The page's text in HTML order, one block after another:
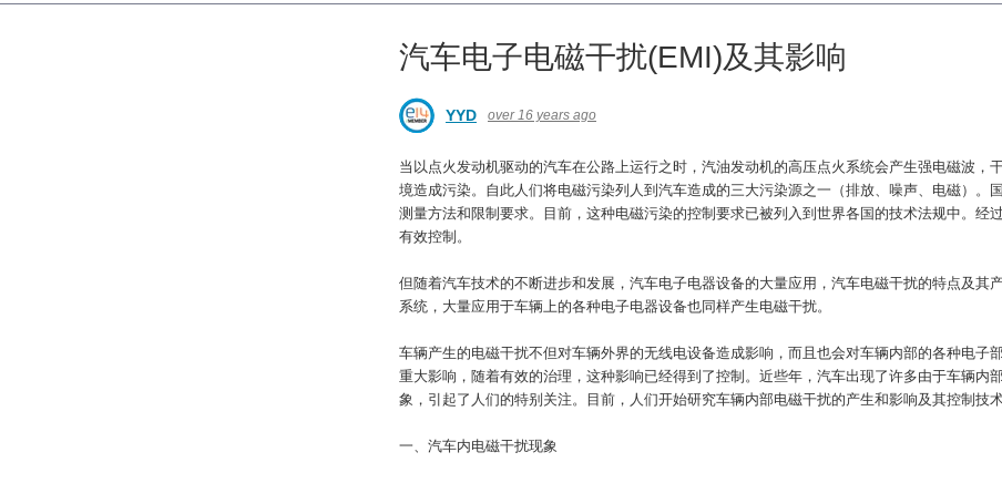
汽车电子电磁干扰(EMI)及其影响
YYD over 16 years ago
当以点火发动机驱动的汽车在公路上运行之时，汽油发动机的高压点火系统会产生强电磁波
境造成污染。自此人们将电磁污染列人到汽车造成的三大污染源之一（排放、噪声、电磁）。
测量方法和限制要求。目前，这种电磁污染的控制要求已被列入到世界各国的技术法规中。
有效控制。
但随着汽车技术的不断进步和发展，汽车电子电器设备的大量应用，汽车电磁干扰的特点及其
系统，大量应用于车辆上的各种电子电器设备也同样产生电磁干扰。
车辆产生的电磁干扰不但对车辆外界的无线电设备造成影响，而且也会对车辆内部的各种电
重大影响，随着有效的治理，这种影响已经得到了控制。近些年，汽车出现了许多由于车辆
象，引起了人们的特别关注。目前，人们开始研究车辆内部电磁干扰的产生和影响及其控制技术
一、汽车内电磁干扰现象